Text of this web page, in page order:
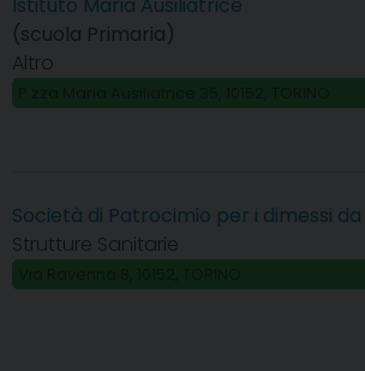
(scuola Primaria)
Altro
Società di Patrocimio per i dimessi
Strutture Sanitarie